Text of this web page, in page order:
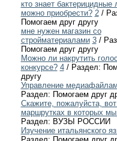
кто знает бактерицидные
можно приобрести? 2/
Помогаем друг другу
мне нужен магазин со
стройматериалами 3/
Помогаем друг другу
Можно ли накрутить
конкурсе? 4/ Раздел:
другу
Управление
Раздел: Помогаем друг
Скажите, пожалуйста,
маршрутках в которых
Раздел: ВУЗЫ РОССИИ
Изучение итальянского